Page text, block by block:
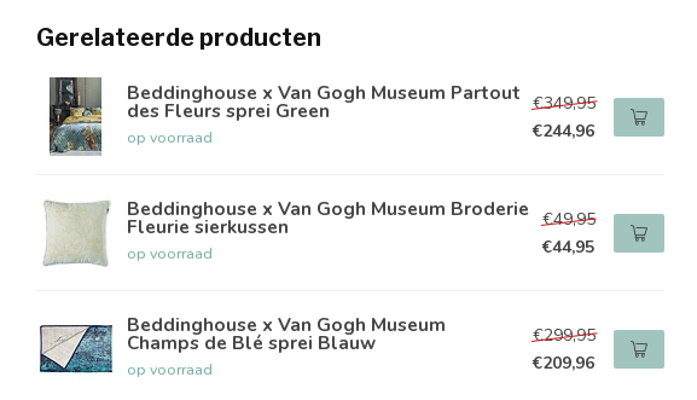
Gerelateerde producten
Beddinghouse x Van Gogh Museum Partout
des Fleurs sprei Green
op voorraad
€349,95
€244,96
Beddinghouse x Van Gogh Museum Broderie
Fleurie sierkussen
op voorraad
€49,95
€44,95
Beddinghouse x Van Gogh Museum
Champs de Blé sprei Blauw
op voorraad
€299,95
€209,96